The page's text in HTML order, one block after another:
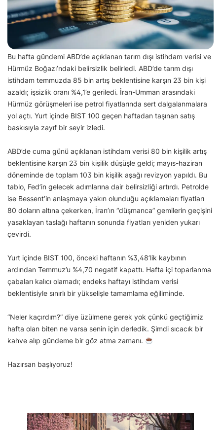
Bu hafta gündemi ABD’de açıklanan tarım dışı istihdam verisi ve
Hürmüz Boğazı’ndaki belirsizlik belirledi. ABD’de tarım dışı
istihdam temmuzda 85 bin artış beklentisine karşın 23 bin kişi
azaldı; işsizlik oranı %4,1’e geriledi. İran-Umman arasındaki
Hürmüz görüşmeleri ise petrol fiyatlarında sert dalgalanmalara
yol açtı. Yurt içinde BIST 100 geçen haftadan taşınan satış
baskısıyla zayıf bir seyir izledi.
ABD’de cuma günü açıklanan istihdam verisi 80 bin kişilik artış
beklentisine karşın 23 bin kişilik düşüşle geldi; mayıs-haziran
döneminde de toplam 103 bin kişilik aşağı revizyon yapıldı. Bu
tablo, Fed’in gelecek adımlarına dair belirsizliği artırdı. Petrolde
ise Bessent’in anlaşmaya yakın olunduğu açıklamaları fiyatları
80 doların altına çekerken, İran’ın “düşmanca” gemilerin geçişini
yasaklayan taslağı haftanın sonunda fiyatları yeniden yukarı
çevirdi.
Yurt içinde BIST 100, önceki haftanın %3,48’lik kaybının
ardından Temmuz’u %4,70 negatif kapattı. Hafta içi toparlanma
çabaları kalıcı olamadı; endeks haftayı istihdam verisi
beklentisiyle sınırlı bir yükselişle tamamlama eğiliminde.
“Neler kaçırdım?” diye üzülmene gerek yok çünkü geçtiğimiz
hafta olan biten ne varsa senin için derledik. Şimdi sıcacık bir
kahve alıp gündeme bir göz atma zamanı.
Hazırsan başlıyoruz!